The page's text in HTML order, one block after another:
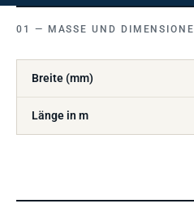
MASSE UND DIMENSIONEN
Breite (mm)
Länge in m